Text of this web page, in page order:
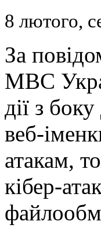
8 лютого,
За
МВС
дії з
веб-
атакам,
кібер-